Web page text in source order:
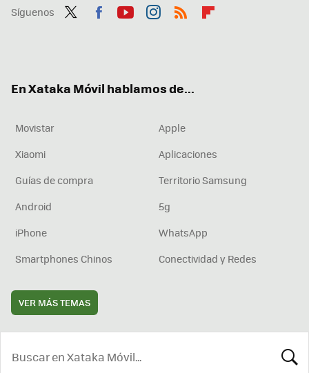
Síguenos
En Xataka Móvil hablamos de...
Movistar
Apple
Xiaomi
Aplicaciones
Guías de compra
Territorio Samsung
Android
5g
iPhone
WhatsApp
Smartphones Chinos
Conectividad y Redes
VER MÁS TEMAS